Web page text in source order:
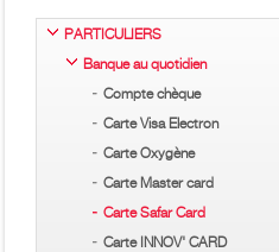
PARTICULIERS
Banque au quotidien
Compte chèque
Carte Visa Electron
Carte Oxygène
Carte Master card
Carte Safar Card
Carte INNOV' CARD